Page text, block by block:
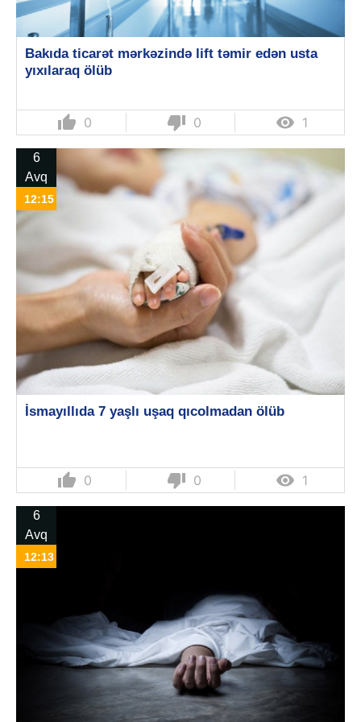
Bakıda ticarət mərkəzində lift təmir edən usta
yıxılaraq ölüb
thumb_up 0 thumb_down 0  1
6
Avq
12:15
İsmayıllıda 7 yaşlı uşaq qıcolmadan ölüb
thumb_up 0 thumb_down 0  1
6
Avq
12:13